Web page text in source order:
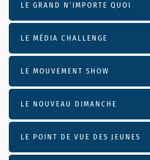
LE GRAND N’IMPORTE QUOI
LE MÉDIA CHALLENGE
LE MOUVEMENT SHOW
LE NOUVEAU DIMANCHE
LE POINT DE VUE DES JEUNES